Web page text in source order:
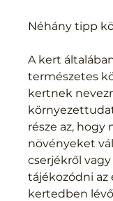
Néhány tipp
A kert
természetes
kertnek
része az, hogy
növényeket
cserjékről
tájékozódni az
kertedben